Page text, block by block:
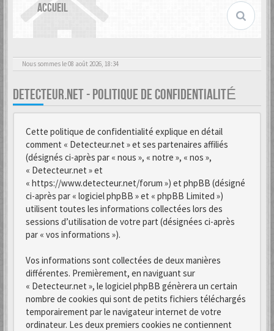
ACCUEIL
Nous sommes le 08 août 2026, 18:34
DETECTEUR.NET - POLITIQUE DE CONFIDENTIALITÉ
Cette politique de confidentialité explique en détail
comment « Detecteur.net » et ses partenaires affiliés
(désignés ci-après par « nous », « notre », « nos »,
« Detecteur.net » et
« https://www.detecteur.net/forum ») et phpBB (désigné
ci-après par « logiciel phpBB » et « phpBB Limited »)
utilisent toutes les informations collectées lors des
sessions d’utilisation de votre part (désignées ci-après
par « vos informations »).
Vos informations sont collectées de deux manières
différentes. Premièrement, en naviguant sur
« Detecteur.net », le logiciel phpBB génèrera un certain
nombre de cookies qui sont de petits fichiers téléchargés
temporairement par le navigateur internet de votre
ordinateur. Les deux premiers cookies ne contiennent